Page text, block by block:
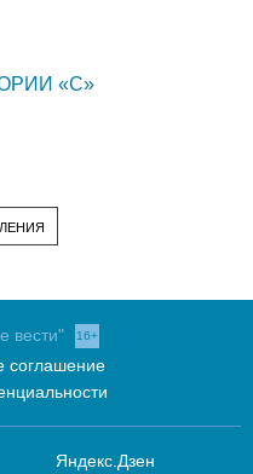
«C»
вести" 16+
соглашение
Яндекс.Дзен